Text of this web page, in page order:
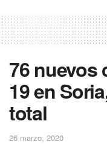
76 nuevos
19 en
total
26 marzo, 2020